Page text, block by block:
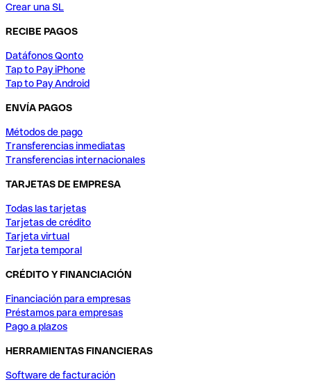
Crear una SL
RECIBE PAGOS
Datáfonos Qonto
Tap to Pay iPhone
Tap to Pay Android
ENVÍA PAGOS
Métodos de pago
Transferencias inmediatas
Transferencias internacionales
TARJETAS DE EMPRESA
Todas las tarjetas
Tarjetas de crédito
Tarjeta virtual
Tarjeta temporal
CRÉDITO Y FINANCIACIÓN
Financiación para empresas
Préstamos para empresas
Pago a plazos
HERRAMIENTAS FINANCIERAS
Software de facturación